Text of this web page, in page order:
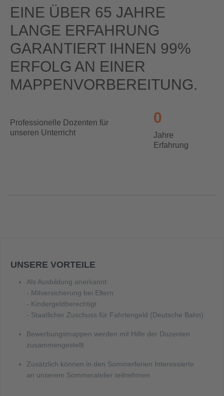
EINE ÜBER 65 JAHRE
LANGE ERFAHRUNG
GARANTIERT IHNEN 99%
ERFOLG AN EINER
MAPPEN­VORBEREITUNG.
Professionelle Dozenten für
unseren Unterricht
0
Jahre
Erfahrung
UNSERE VORTEILE
Als Ausbildung anerkannt:
- Mitversicherung bei Eltern
- Kindergeldberechtigt
- Staatlicher Zuschuss für Fahrtengeld (Deutsche Bahn)
Bewerbungsmappen werden mit Hilfe der Dozenten
zusammengestellt
Zusätzlich können in den Sommerferien Interessierte
an unserem Sommeratelier teilnehmen